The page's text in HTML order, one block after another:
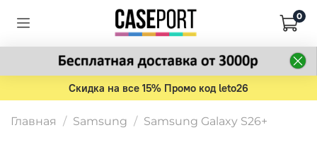
0
Скидка на все 15% Промо код leto26
Главная Samsung Samsung Galaxy S26+